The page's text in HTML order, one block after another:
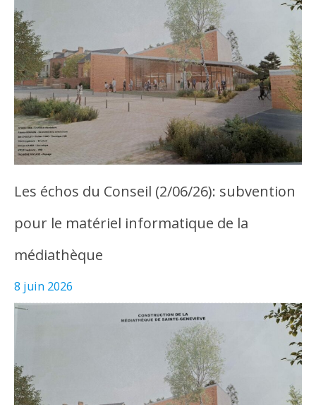
Les échos du Conseil (2/06/26): subvention
pour le matériel informatique de la
médiathèque
8 juin 2026